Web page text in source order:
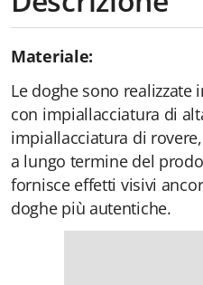
Materiale:
Le doghe sono realizzate
con impiallacciatura di
impiallacciatura di
a lungo termine del
fornisce effetti visivi
doghe più autentiche.